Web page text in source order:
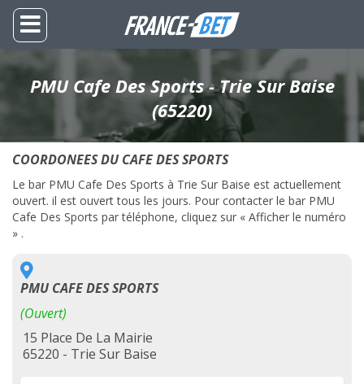
PMU Cafe Des Sports - Trie Sur Baise
(65220)
COORDONEES DU CAFE DES SPORTS
Le bar PMU Cafe Des Sports à Trie Sur Baise est actuellement
ouvert. il est ouvert tous les jours. Pour contacter le bar PMU
Cafe Des Sports par téléphone, cliquez sur « Afficher le numéro
» .
PMU CAFE DES SPORTS
(Ouvert)
15 Place De La Mairie
65220 - Trie Sur Baise